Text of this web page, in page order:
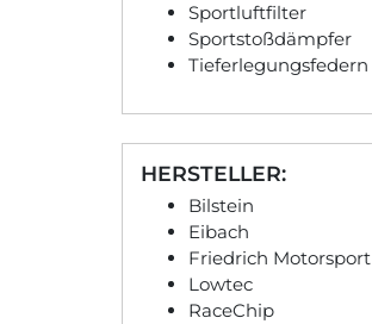
Sportluftfilter
Sportstoßdämpfer
Tieferlegungsfedern
HERSTELLER:
Bilstein
Eibach
Friedrich Motorsport
Lowtec
RaceChip